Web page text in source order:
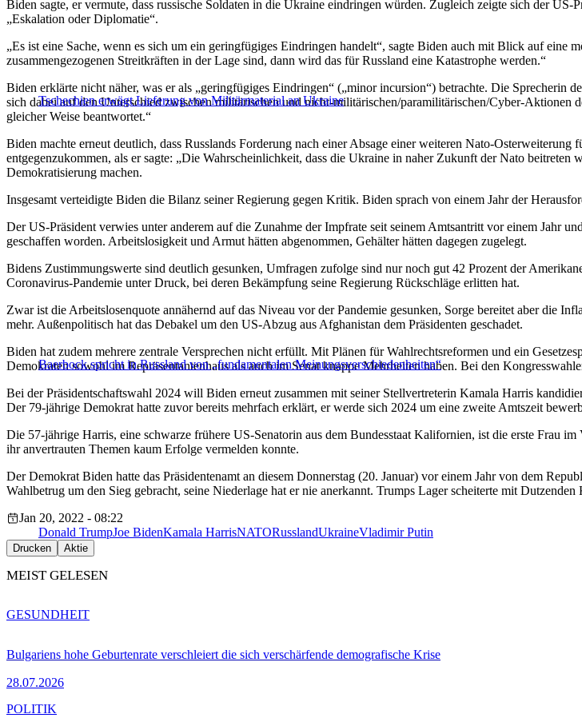
Biden sagte, er vermute, dass russische Soldaten in die Ukraine eindringen würden. Zugleich zeigte sich der
„Eskalation oder Diplomatie“.
„Es ist eine Sache, wenn es sich um ein geringfügiges Eindringen handelt“, sagte Biden auch mit Blick auf
zusammengezogenen Streitkräften in der Lage sind, dann wird das für Russland eine Katastrophe werden.“
Tschechien erwägt Lieferung von Militärmaterial an Ukraine
Biden erklärte nicht näher, was er als „geringfügiges Eindringen“ („minor incursion“) betrachte. Die
sich dabei auf den Unterschied zwischen militärischen und nicht-militärischen/paramilitärischen/Cyber-
gleicher Weise beantwortet.“
Biden machte erneut deutlich, dass Russlands Forderung nach einer Absage einer weiteren Nato-
entgegenzukommen, als er sagte: „Die Wahrscheinlichkeit, dass die Ukraine in naher Zukunft der Nato
Demokratisierung machen.
Insgesamt verteidigte Biden die Bilanz seiner Regierung gegen Kritik. Biden sprach von einem Jahr der
Der US-Präsident verwies unter anderem auf die Zunahme der Impfrate seit seinem Amtsantritt vor einem Jahr
geschaffen worden. Arbeitslosigkeit und Armut hätten abgenommen, Gehälter hätten dagegen zugelegt.
Bidens Zustimmungswerte sind deutlich gesunken, Umfragen zufolge sind nur noch gut 42 Prozent der
Coronavirus-Pandemie unter Druck, bei deren Bekämpfung seine Regierung Rückschläge erlitten hat.
Zwar ist die Arbeitslosenquote annähernd auf das Niveau vor der Pandemie gesunken, Sorge bereitet aber die
mehr. Außenpolitisch hat das Debakel um den US-Abzug aus Afghanistan dem Präsidenten geschadet.
Baerbock spricht in Russland von „fundamentalen Meinungsverschiedenheiten“
Biden hat zudem mehrere zentrale Versprechen nicht erfüllt. Mit Plänen für Wahlrechtsreformen und ein
Demokraten sowohl im Repräsentantenhaus als auch im Senat knappe Mehrheiten haben. Bei den
Bei der Präsidentschaftswahl 2024 will Biden erneut zusammen mit seiner Stellvertreterin Kamala Harris
Der 79-jährige Demokrat hatte zuvor bereits mehrfach erklärt, er werde sich 2024 um eine zweite Amtszeit
Die 57-jährige Harris, eine schwarze frühere US-Senatorin aus dem Bundesstaat Kalifornien, ist die erste Frau
ihr anvertrauten Themen kaum Erfolge vermelden konnte.
Der Demokrat Biden hatte das Präsidentenamt an diesem Donnerstag (20. Januar) vor einem Jahr von dem
Wahlbetrug um den Sieg gebracht, seine Niederlage hat er nie anerkannt. Trumps Lager scheiterte mit Dutzenden
Jan 20, 2022 - 08:22
Donald TrumpJoe BidenKamala HarrisNATORusslandUkraineVladimir Putin
Drucken Aktie
MEIST GELESEN
Bulgariens hohe Geburtenrate verschleiert die sich verschärfende demografische Krise
28.07.2026
GESUNDHEIT
POLITIK